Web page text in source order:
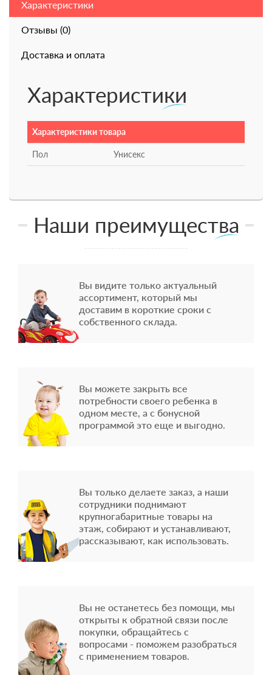
Характеристики
Отзывы (0)
Доставка и оплата
Характеристики
Характеристики товара
Пол Унисекс
Наши преимущества
Вы видите только актуальный
ассортимент, который мы
доставим в короткие сроки с
собственного склада.
Вы можете закрыть все
потребности своего ребенка в
одном месте, а с бонусной
программой это еще и выгодно.
Вы только делаете заказ, а наши
сотрудники поднимают
крупногабаритные товары на
этаж, собирают и устанавливают,
рассказывают, как использовать.
Вы не останетесь без помощи, мы
открыты к обратной связи после
покупки, обращайтесь с
вопросами - поможем разобраться
с применением товаров.